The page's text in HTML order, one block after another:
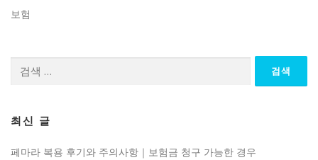
보험
최신 글
페마라 복용 후기와 주의사항｜보험금 청구 가능한 경우